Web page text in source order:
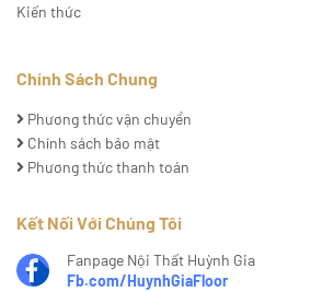
Kiến thức
Chính Sách Chung
Phương thức vận chuyển
Chính sách bảo mật
Phương thức thanh toán
Kết Nối Với Chúng Tôi
Fanpage Nội Thất Huỳnh Gia
Fb.com/HuynhGiaFloor